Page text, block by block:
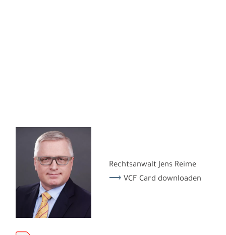
Rechtsanwalt Jens Reime
VCF Card downloaden